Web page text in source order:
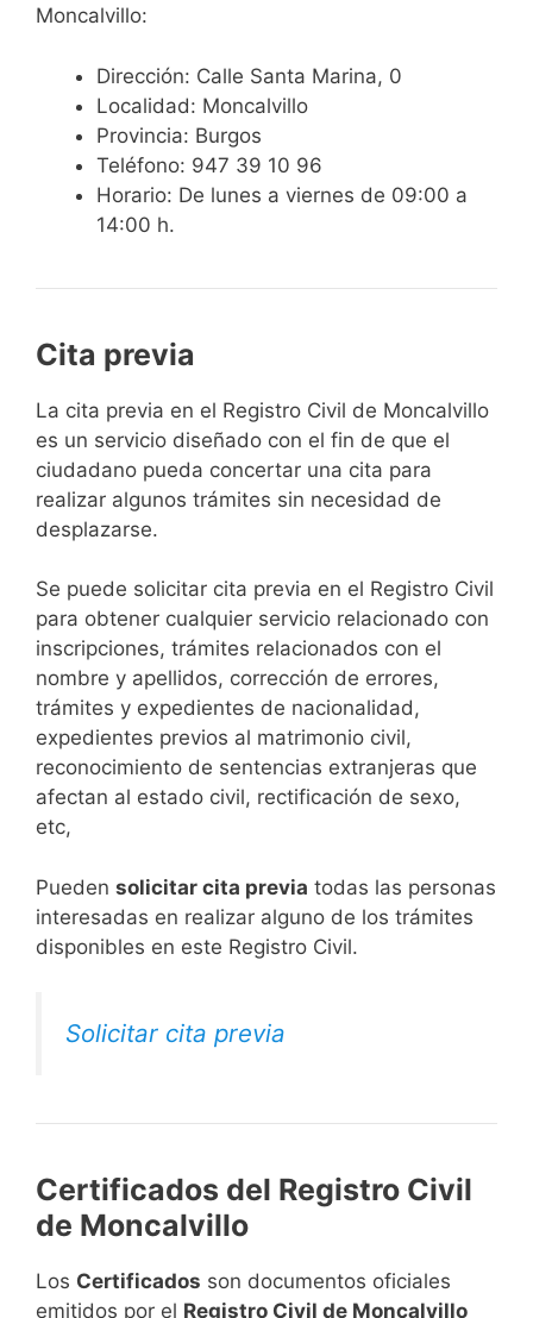
Moncalvillo:
Dirección: Calle Santa Marina, 0
Localidad: Moncalvillo
Provincia: Burgos
Teléfono: 947 39 10 96
Horario: De lunes a viernes de 09:00 a
14:00 h.
Cita previa
​​​​​​​​​​​​​​​​​​​​​​​​​​​​La cita previa en el Registro Civil de Moncalvillo
es un servicio diseñado con el fin de que el
ciudadano pueda concertar una cita para
realizar algunos trámites sin necesidad de
desplazarse.​
Se puede solicitar cita previa en el Registro Civil
para obtener cualquier servicio relacionado con
inscripciones, trámites relacionados con el
nombre y apellidos, corrección de errores,
trámites y expedientes de nacionalidad,
expedientes previos al matrimonio civil,
reconocimiento de sentencias extranjeras que
afectan al estado civil, rectificación de sexo,
etc,
​Pueden solicitar cita previa todas las personas
interesadas en realizar alguno de los trámites
disponibles en este Registro Civil.​
Solicitar cita previa
Certificados del Registro Civil
de Moncalvillo
Los Certificados son documentos oficiales
emitidos por el Registro Civil de Moncalvillo